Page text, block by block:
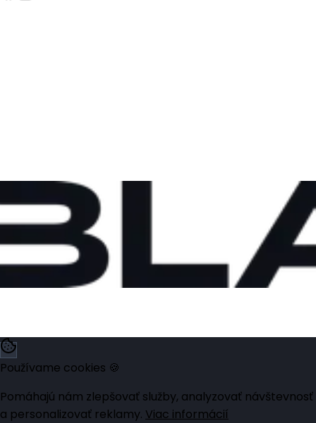
Používame cookies 🍪
Pomáhajú nám zlepšovať služby, analyzovať návštevnosť
a personalizovať reklamy. Viac informácií